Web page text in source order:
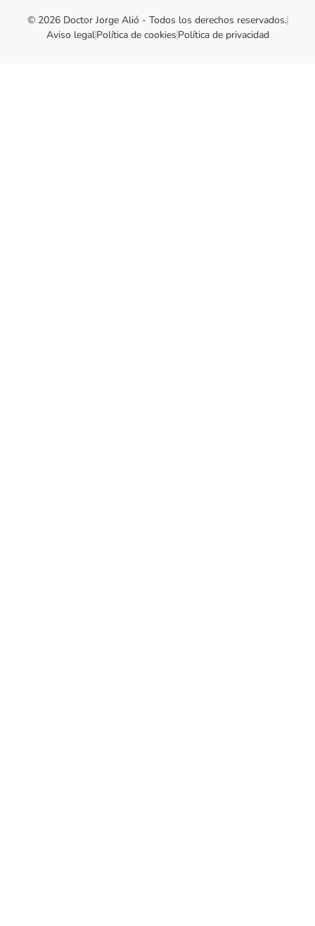
© 2026 Doctor Jorge Alió - Todos los derechos reservados.
Aviso legalPolítica de cookies Política de privacidad